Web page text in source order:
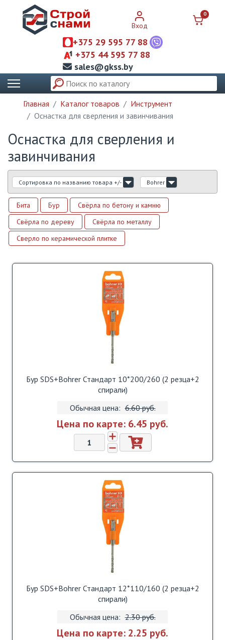
+375 29 595 77 88
+375 44 595 77 88
sales@gkss.by
Вход
0
Главная Каталог товаров
Инструмент
Оснастка для сверления и завинчивания
Оснастка для сверления и
завинчивания
Сортировка по названию товара +/- Bohrer
Бита Бур
Свёрла по бетону и камню
Свёрла по дереву
Свёрла по металлу
Сверло по керамической плитке
Бур SDS+Bohrer Стандарт 10*200/260 (2 резца+2
спирали)
Обычная цена: 6.60 pуб.
Цена по карте: 6.45 pуб.
Бур SDS+Bohrer Стандарт 12*110/160 (2 резца+2
спирали)
Обычная цена: 2.30 pуб.
Цена по карте: 2.25 pуб.